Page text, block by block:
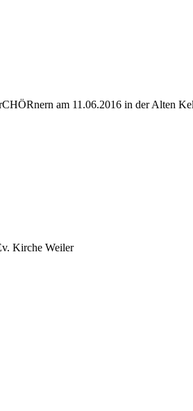
am 11.06.2016 in der Alten
Kirche Weiler